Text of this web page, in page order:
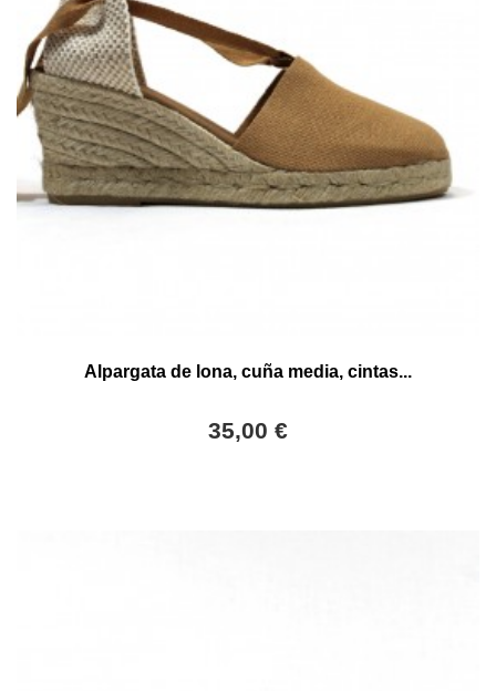
Alpargata de lona, cuña media, cintas...
35,00 €